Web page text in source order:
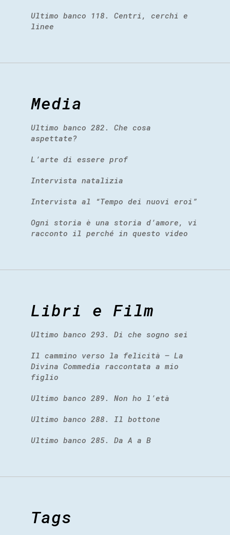
Ultimo banco 118. Centri, cerchi e
linee
Media
Ultimo banco 282. Che cosa
aspettate?
L’arte di essere prof
Intervista natalizia
Intervista al “Tempo dei nuovi eroi”
Ogni storia è una storia d’amore, vi
racconto il perché in questo video
Libri e Film
Ultimo banco 293. Di che sogno sei
Il cammino verso la felicità – La
Divina Commedia raccontata a mio
figlio
Ultimo banco 289. Non ho l’età
Ultimo banco 288. Il bottone
Ultimo banco 285. Da A a B
Tags